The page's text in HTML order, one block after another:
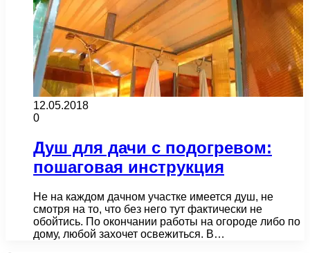
12.05.2018
0
Душ для дачи с подогревом:
пошаговая инструкция
Не на каждом дачном участке имеется душ, не
смотря на то, что без него тут фактически не
обойтись. По окончании работы на огороде либо по
дому, любой захочет освежиться. В…